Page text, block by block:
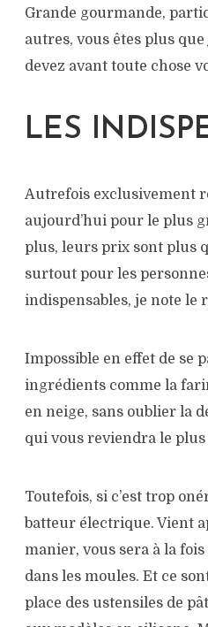
Grande gourmande,
autres, vous êtes plus
devez avant toute chose
LES
Autrefois exclusivement
aujourd’hui pour le plus
plus, leurs prix sont plus
surtout pour les
indispensables, je note le
Impossible en effet de se
ingrédients comme la
en neige, sans oublier la
qui vous reviendra le
Toutefois, si c’est trop
batteur électrique. Vient
manier, vous sera à la
dans les moules. Et ce
place des ustensiles de